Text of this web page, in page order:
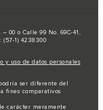
00 o Calle 99 No. 69C-41,
(57-1) 4238300
uso de datos personales
ser diferente del
fines comparativos
carácter meramente